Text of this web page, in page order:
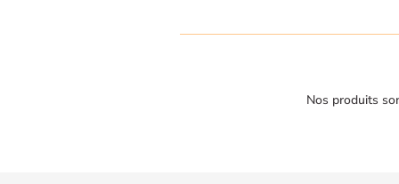
Nos produits